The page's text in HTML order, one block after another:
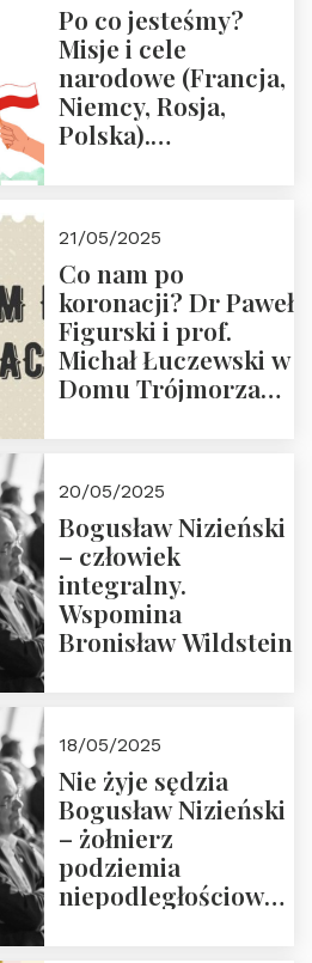
Po co jesteśmy?
Misje i cele
narodowe (Francja,
Niemcy, Rosja,
Polska).
Zapraszamy do
zapisów.
21/05/2025
Co nam po
koronacji? Dr Paweł
Figurski i prof.
Michał Łuczewski w
Domu Trójmorza
20/05/2025
Bogusław Nizieński
– człowiek
integralny.
Wspomina
Bronisław Wildstein
18/05/2025
Nie żyje sędzia
Bogusław Nizieński
– żołnierz
podziemia
niepodległościowego